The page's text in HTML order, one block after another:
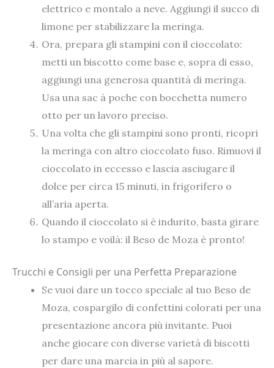
elettrico e montalo a neve. Aggiungi il succo di
limone per stabilizzare la meringa.
Ora, prepara gli stampini con il cioccolato:
metti un biscotto come base e, sopra di esso,
aggiungi una generosa quantità di meringa.
Usa una sac à poche con bocchetta numero
otto per un lavoro preciso.
Una volta che gli stampini sono pronti, ricopri
la meringa con altro cioccolato fuso. Rimuovi il
cioccolato in eccesso e lascia asciugare il
dolce per circa 15 minuti, in frigorifero o
all’aria aperta.
Quando il cioccolato si è indurito, basta girare
lo stampo e voilà: il Beso de Moza è pronto!
Trucchi e Consigli per una Perfetta Preparazione
Se vuoi dare un tocco speciale al tuo Beso de
Moza, cospargilo di confettini colorati per una
presentazione ancora più invitante. Puoi
anche giocare con diverse varietà di biscotti
per dare una marcia in più al sapore.